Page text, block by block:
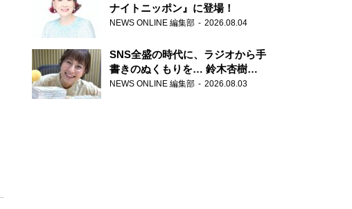
ナイトニッポン』に登場！
NEWS ONLINE 編集部 2026.08.04
SNS全盛の時代に、ラジオから手
書きのぬくもりを… 鈴木杏樹の
直筆はがきが届く！
NEWS ONLINE 編集部 2026.08.03